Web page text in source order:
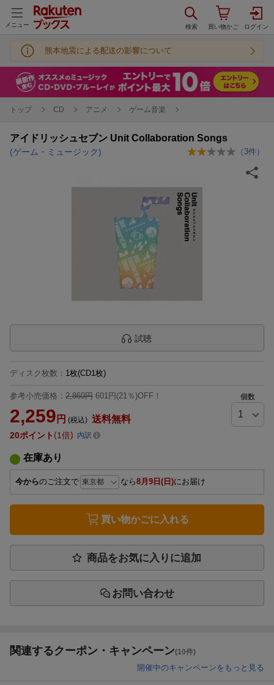
メニュー
熊本地震による配送の影響について
トップ CD アニメ ゲーム音楽
アイドリッシュセブン Unit Collaboration Songs
(ゲーム・ミュージック) （ 3件）
試聴
ディスク枚数 ： 1枚(CD1枚)
参考小売価格： 2,860円 601円(21％)OFF！
2,259 円 (税込) 送料無料
個数
20ポイント 1倍 内訳
在庫あり
今からのご注文で なら8月9日(日)にお届け
買い物かごに入れる
商品をお気に入りに追加
お問い合わせ
関連するクーポン・キャンペーン(10件)
開催中のキャンペーンをもっと見る